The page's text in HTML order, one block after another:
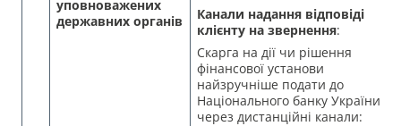
уповноважених
державних органів
Канали надання відповіді
клієнту на звернення:
Скарга на дії чи рішення
фінансової установи
найзручніше подати до
Національного банку України
через дистанційні канали: